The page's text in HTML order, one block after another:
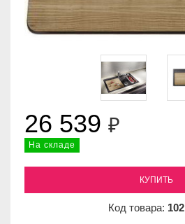
26 539 ₽
На складе
КУПИТЬ
Код товара: 102